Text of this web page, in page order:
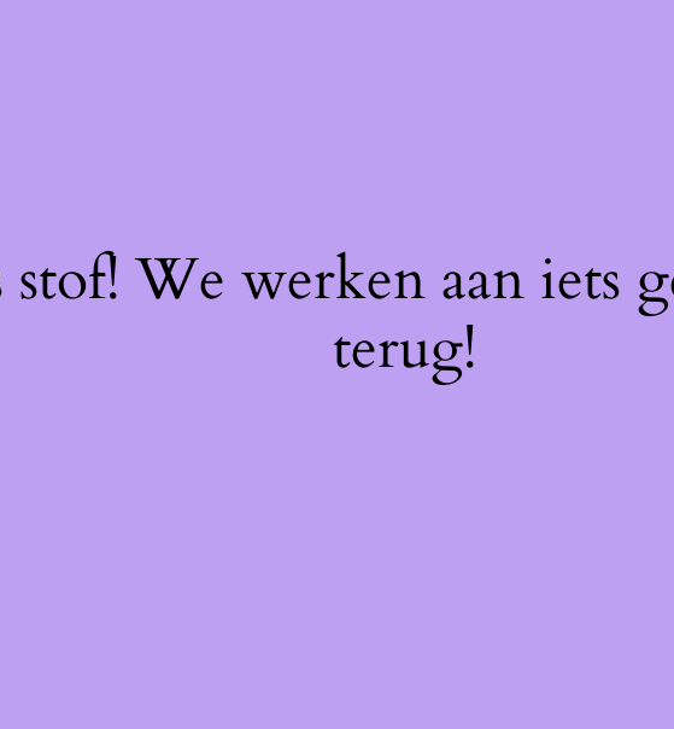
We werken aan iets
terug!